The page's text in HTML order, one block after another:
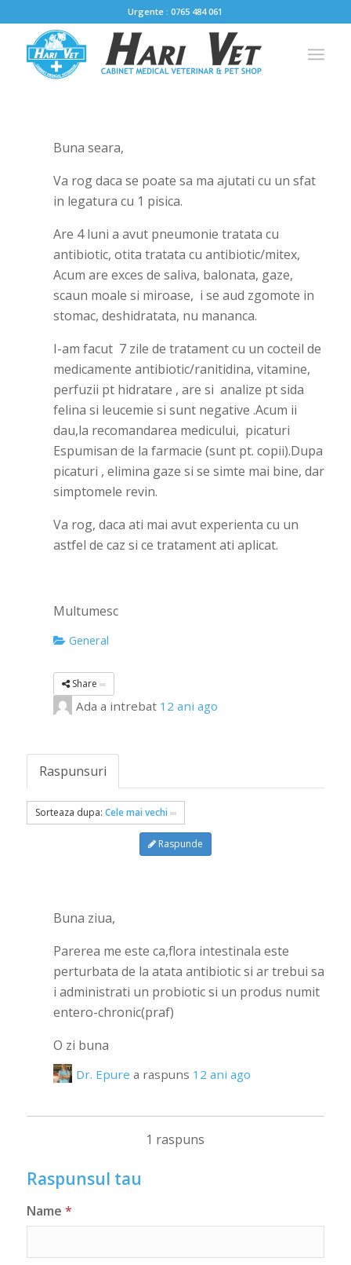
Urgente : 0765 484 061
Buna seara,
Va rog daca se poate sa ma ajutati cu un sfat
in legatura cu 1 pisica.
Are 4 luni a avut pneumonie tratata cu
antibiotic, otita tratata cu antibiotic/mitex,
Acum are exces de saliva, balonata, gaze,
scaun moale si miroase, i se aud zgomote in
stomac, deshidratata, nu mananca.
I-am facut 7 zile de tratament cu un cocteil de
medicamente antibiotic/ranitidina, vitamine,
perfuzii pt hidratare , are si analize pt sida
felina si leucemie si sunt negative .Acum ii
dau,la recomandarea medicului, picaturi
Espumisan de la farmacie (sunt pt. copii).Dupa
picaturi , elimina gaze si se simte mai bine, dar
simptomele revin.
Va rog, daca ati mai avut experienta cu un
astfel de caz si ce tratament ati aplicat.
Multumesc
General
Share
Ada a intrebat 12 ani ago
Raspunsuri
Sorteaza dupa: Cele mai vechi
Raspunde
Buna ziua,
Parerea me este ca,flora intestinala este
perturbata de la atata antibiotic si ar trebui sa
i administrati un probiotic si un produs numit
entero-chronic(praf)
O zi buna
Dr. Epure a raspuns 12 ani ago
1 raspuns
Raspunsul tau
Name *